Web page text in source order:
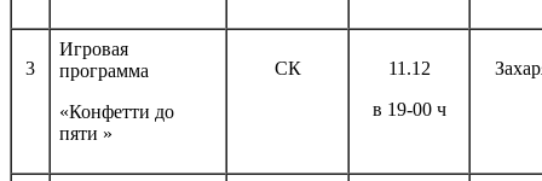
3
Игровая
программа
«Конфетти до
пяти »
СК
11.12
в 19-00 ч